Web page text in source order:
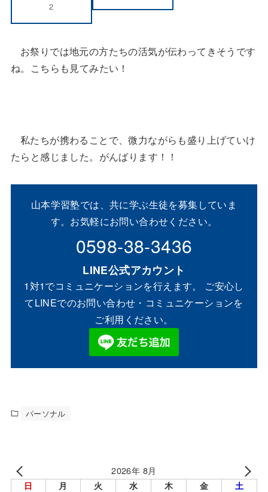
2
お祭りでは地元の方たちの活気が伝わってきそうです
ね。こちらも見てみたい！
私たちが携わることで、微力ながらも盛り上げていけ
たらと感じました。がんばります！！
山本学習塾では、共に学ぶ生徒を募集していま
す。お気軽にお問い合わせください。
0598-38-3436
LINE公式アカウント
1対1でコミュニケーションを行えます。 ご安心し
てLINEでのお問い合わせ・コミュニケーションを
ご利用ください。
パーソナル
2026年 8月
日 月 火 水 木 金 土